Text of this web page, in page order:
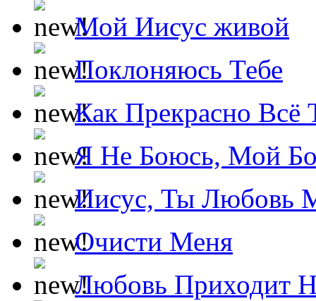
Мой Иисус живой
Поклоняюсь Тебе
Как Прекрасно Всё
Я Не Боюсь, Мой
Иисус, Ты Любовь
Очисти Меня
Любовь Приходит